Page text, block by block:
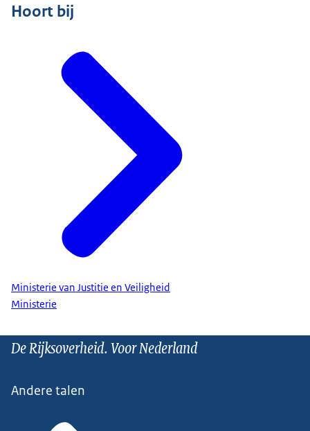
Hoort bij
Ministerie van Justitie en Veiligheid
Ministerie
De Rijksoverheid. Voor Nederland
Andere talen